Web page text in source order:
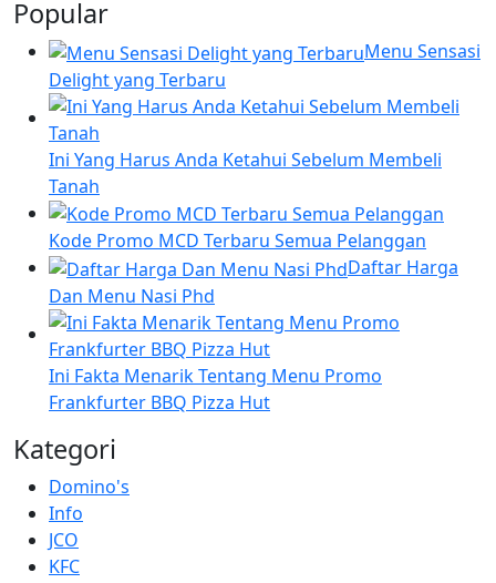
Popular
Menu Sensasi
Delight yang Terbaru
Ini Yang Harus Anda Ketahui Sebelum Membeli
Tanah
Kode Promo MCD Terbaru Semua Pelanggan
Daftar Harga
Dan Menu Nasi Phd
Ini Fakta Menarik Tentang Menu Promo
Frankfurter BBQ Pizza Hut
Kategori
Domino's
Info
JCO
KFC